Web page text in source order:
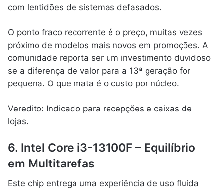
com lentidões de sistemas defasados.
O ponto fraco recorrente é o preço, muitas vezes
próximo de modelos mais novos em promoções. A
comunidade reporta ser um investimento duvidoso
se a diferença de valor para a 13ª geração for
pequena. O que mata é o custo por núcleo.
Veredito: Indicado para recepções e caixas de
lojas.
6. Intel Core i3-13100F – Equilíbrio
em Multitarefas
Este chip entrega uma experiência de uso fluida